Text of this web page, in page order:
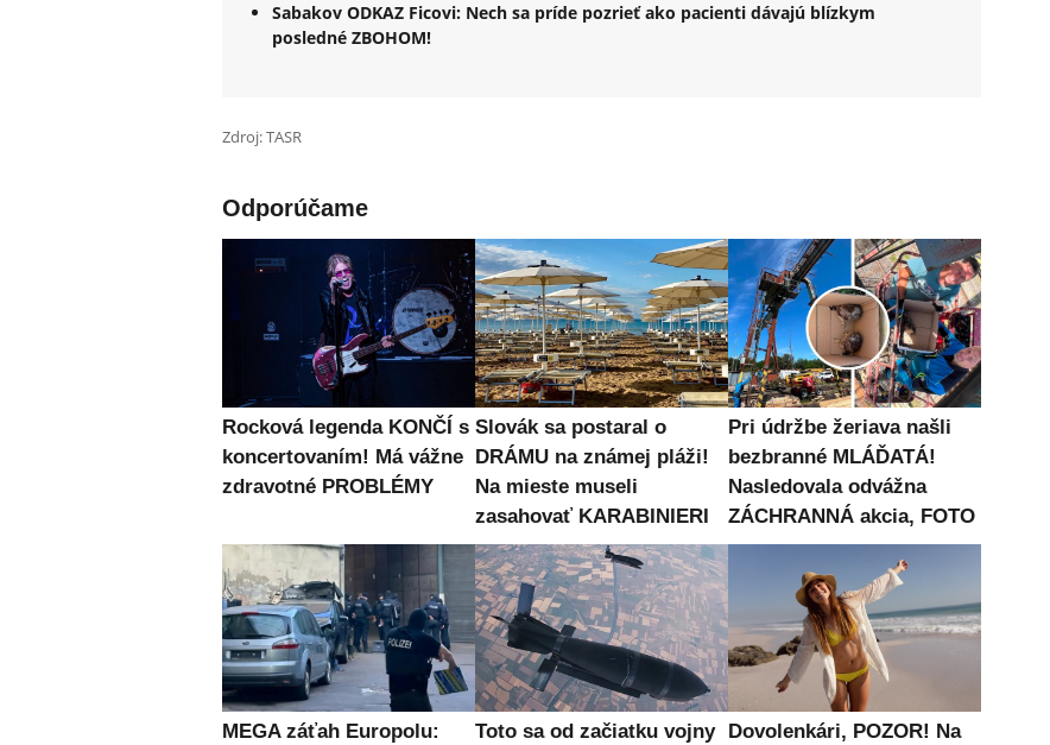
Sabakov ODKAZ Ficovi: Nech sa príde pozrieť ako pacienti dávajú blízkym
posledné ZBOHOM!
Zdroj: TASR
Odporúčame
Rocková legenda KONČÍ s
koncertovaním! Má vážne
zdravotné PROBLÉMY
Slovák sa postaral o
DRÁMU na známej pláži!
Na mieste museli
zasahovať KARABINIERI
Pri údržbe žeriava našli
bezbranné MLÁĎATÁ!
Nasledovala odvážna
ZÁCHRANNÁ akcia, FOTO
MEGA záťah Europolu:
Toto sa od začiatku vojny
Dovolenkári, POZOR! Na